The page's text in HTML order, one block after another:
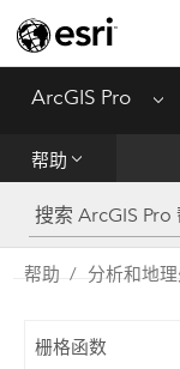
ArcGIS Pro Menu
帮助
工具参考
Python
帮助 分析和地
栅格函数